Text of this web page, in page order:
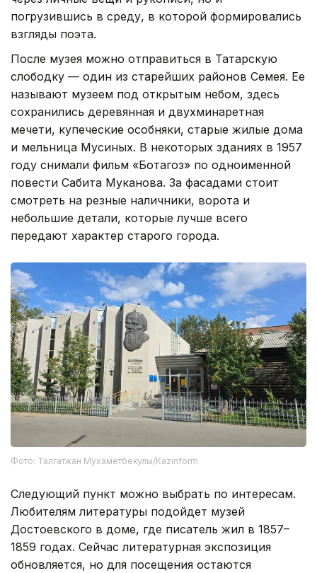
погрузившись в среду, в которой формировались
взгляды поэта.
После музея можно отправиться в Татарскую
слободку — один из старейших районов Семея. Ее
называют музеем под открытым небом, здесь
сохранились деревянная и двухминаретная
мечети, купеческие особняки, старые жилые дома
и мельница Мусиных. В некоторых зданиях в 1957
году снимали фильм «Ботагоз» по одноименной
повести Сабита Муканова. За фасадами стоит
смотреть на резные наличники, ворота и
небольшие детали, которые лучше всего
передают характер старого города.
Фото: Талгатжан Мухаметбекулы/Кazinform
Следующий пункт можно выбрать по интересам.
Любителям литературы подойдет музей
Достоевского в доме, где писатель жил в 1857–
1859 годах. Сейчас литературная экспозиция
обновляется, но для посещения остаются